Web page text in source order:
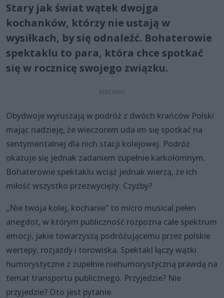
Stary jak świat wątek dwojga
kochanków, którzy nie ustają w
wysiłkach, by się odnaleźć. Bohaterowie
spektaklu to para, która chce spotkać
się w rocznicę swojego związku.
Obydwoje wyruszają w podróż z dwóch krańców Polski
mając nadzieję, że wieczorem uda im się spotkać na
sentymentalnej dla nich stacji kolejowej. Podróż
okazuje się jednak zadaniem zupełnie karkołomnym.
Bohaterowie spektaklu wciąż jednak wierzą, że ich
miłość wszystko przezwycięży. Czyżby?
„Nie twoja kolej, kochanie” to micro musical pełen
anegdot, w którym publiczność rozpozna całe spektrum
emocji, jakie towarzyszą podróżującemu przez polskie
wertepy, rozjazdy i torowiska. Spektakl łączy wątki
humorystyczne z zupełnie niehumorystyczną prawdą na
temat transportu publicznego. Przyjedzie? Nie
przyjedzie? Oto jest pytanie.